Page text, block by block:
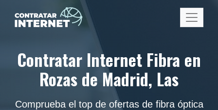
Contratar Internet Fibra en
Rozas de Madrid, Las
Comprueba el top de ofertas de fibra óptica